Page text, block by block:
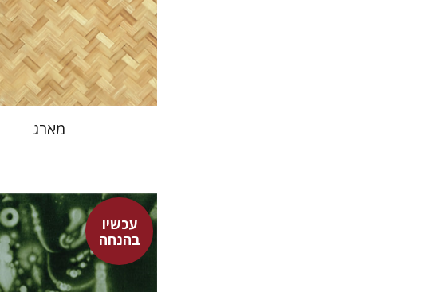
הנחת אתר ספר מודפס
$35
$32
מארג
עכשיו
בהנחה
אפרת ביברמן